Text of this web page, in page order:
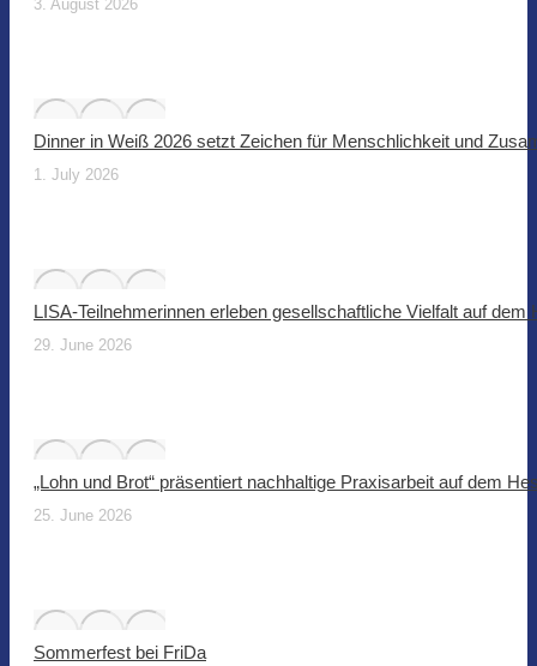
3. August 2026
Dinner in Weiß 2026 setzt Zeichen für Menschlichkeit und
1. July 2026
LISA-Teilnehmerinnen erleben gesellschaftliche Vielfalt auf dem
29. June 2026
„Lohn und Brot“ präsentiert nachhaltige Praxisarbeit auf dem
25. June 2026
Sommerfest bei FriDa